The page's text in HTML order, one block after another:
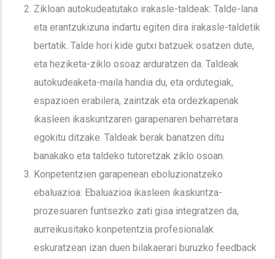
Zikloan autokudeatutako irakasle-taldeak: Talde-lana
eta erantzukizuna indartu egiten dira irakasle-taldetik
bertatik. Talde hori kide gutxi batzuek osatzen dute,
eta heziketa-ziklo osoaz arduratzen da. Taldeak
autokudeaketa-maila handia du, eta ordutegiak,
espazioen erabilera, zaintzak eta ordezkapenak
ikasleen ikaskuntzaren garapenaren beharretara
egokitu ditzake. Taldeak berak banatzen ditu
banakako eta taldeko tutoretzak ziklo osoan.
Konpetentzien garapenean eboluzionatzeko
ebaluazioa: Ebaluazioa ikasleen ikaskuntza-
prozesuaren funtsezko zati gisa integratzen da,
aurreikusitako konpetentzia profesionalak
eskuratzean izan duen bilakaerari buruzko feedback